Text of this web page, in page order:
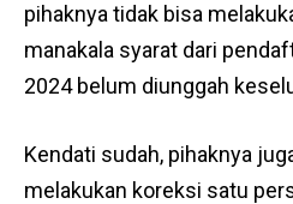
pihaknya tidak bisa
manakala syarat dari
2024 belum diunggah
Kendati sudah, pihaknya
melakukan koreksi satu